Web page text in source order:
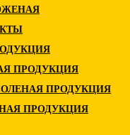
ПРОДУКЦИЯ
ПРОДУКЦИЯ
ПРОДУКЦИЯ